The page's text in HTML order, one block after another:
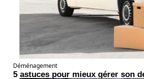
Déménagement
5 astuces pour mieux gérer son